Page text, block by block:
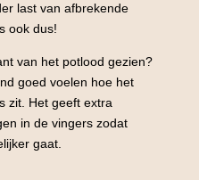
last van afbrekende
ook dus!
van het potlood gezien?
goed voelen hoe het
zit. Het geeft extra
in de vingers zodat
gaat.